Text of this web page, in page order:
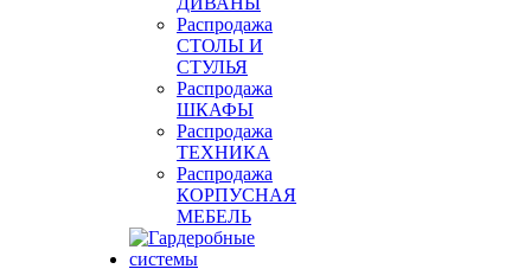
Распродажа
СТОЛЫ И
СТУЛЬЯ
Распродажа
ШКАФЫ
Распродажа
ТЕХНИКА
Распродажа
КОРПУСНАЯ
МЕБЕЛЬ